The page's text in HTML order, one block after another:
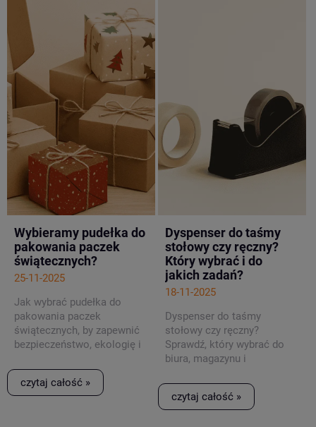
Wybieramy pudełka do
pakowania paczek
świątecznych?
25-11-2025
Jak wybrać pudełka do
pakowania paczek
świątecznych, by zapewnić
bezpieczeństwo, ekologię i
czytaj całość »
Dyspenser do taśmy
stołowy czy ręczny?
Który wybrać i do
jakich zadań?
18-11-2025
Dyspenser do taśmy
stołowy czy ręczny?
Sprawdź, który wybrać do
biura, magazynu i
czytaj całość »